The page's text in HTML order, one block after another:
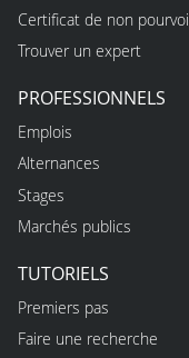
Certificat de non pourvoi
Trouver un expert
PROFESSIONNELS
Emplois
Alternances
Stages
Marchés publics
TUTORIELS
Premiers pas
Faire une recherche